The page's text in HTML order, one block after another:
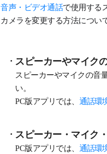
音声・ビデオ通話で使用する
カメラを変更する方法につい
スピーカーやマイク
スピーカーやマイクの音
い。
PC版アプリでは、 通話環
スピーカー・マイク
PC版アプリでは、 通話環